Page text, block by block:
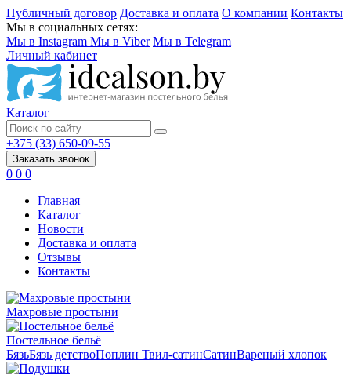
Публичный договор Доставка и оплата О компании Контакты
Мы в социальных сетях:
Мы в Instagram Мы в Viber Мы в Telegram
Личный кабинет
Каталог
+375 (33) 650-09-55
Заказать звонок
0 0 0
Главная
Каталог
Новости
Доставка и оплата
Отзывы
Контакты
Махровые простыни
Постельное бельё
БязьБязь детствоПоплин Твил-сатинСатинВареный хлопок